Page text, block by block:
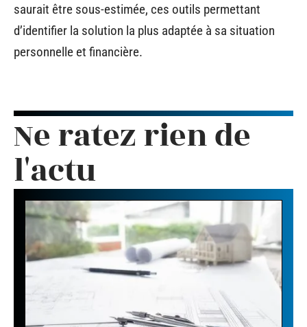
saurait être sous-estimée, ces outils permettant
d’identifier la solution la plus adaptée à sa situation
personnelle et financière.
Ne ratez rien de
l'actu